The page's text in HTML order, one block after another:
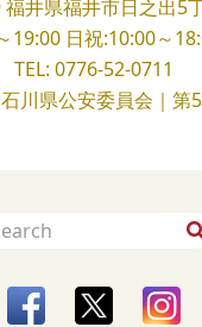
福井県福井市日之出5
19:00 日祝:10:00～
TEL: 0776-52-0711
川県公安委員会｜第